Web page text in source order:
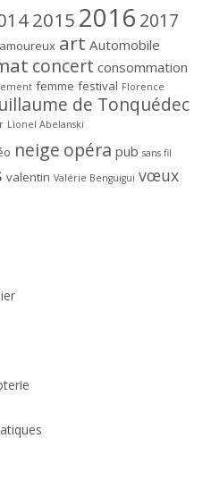
2015 2016 2017
amoureux art Automobile
concert consommation
femme festival Florence
de Tonquédec
Lionel Abelanski
neige opéra pub sans fil
valentin Valérie Benguigui vœux